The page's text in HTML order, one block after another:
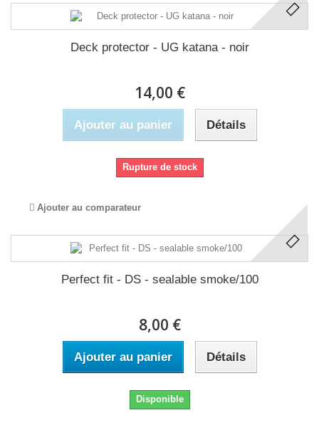
Deck protector - UG katana - noir
14,00 €
Ajouter au panier Détails
Rupture de stock
Ajouter au comparateur
Perfect fit - DS - sealable smoke/100
8,00 €
Ajouter au panier Détails
Disponible